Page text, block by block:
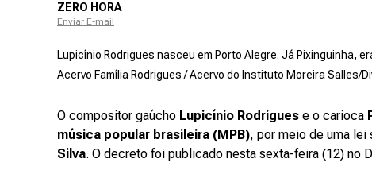
ZERO HORA
Enviar E-mail
Lupicínio Rodrigues nasceu em Porto Alegre. Já Pixinguinha,
Acervo Família Rodrigues / Acervo do Instituto Moreira Salles/
O compositor gaúcho Lupicínio Rodrigues e o carioca
música popular brasileira (MPB), por meio de uma
Silva. O decreto foi publicado nesta sexta-feira (12) no